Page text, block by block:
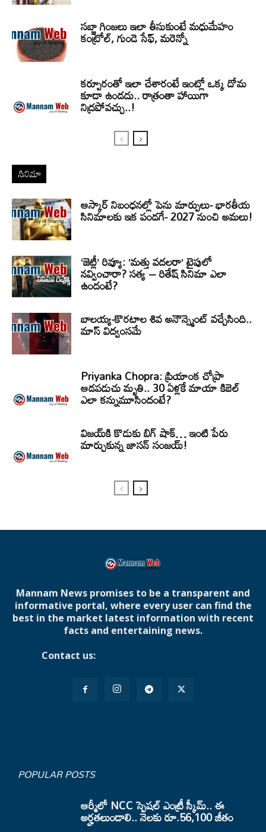
సబ్జా గింజలు ఇలా తీసుకుంటే మధుమేహం
కంట్రోల్, గుండె సేఫ్, మరెన్నో
కర్పూరంతో ఇలా చేశారంటే ఇంట్లో ఒక్క దోమ
కూడా ఉండదు.. రాత్రంతా హాయిగా
నిద్రపోవచ్చు..!
సినిమా
ఆస్కార్ నిబంధనల్లో పెను మార్పులు- భారతీయ
సినిమాలకు ఇక పండగే- 2027 నుంచి అమలు!
‘జెట్లీ’ రివ్యూ: ‘మత్తు వదలరా’ టైపులో
నవ్వించారా? సత్య – రితేష్ సినిమా ఎలా
ఉందంటే?
బాలయ్య-కొరటాల శివ అనౌన్స్మెంట్ వచ్చేసింది..
మాస్ విద్వంసమే
Priyanka Chopra: ప్రియాంక చోప్రా
ఆడపడుచు మృతి.. 30 ఏళ్లకే మాయా కిబెల్
ఎలా కన్నుమూసిందంటే?
విజయ్‌కి కొడుకు బిగ్ షాక్… ఇంటి పేరు
మార్చుకున్న జాసన్ సంజయ్!
Mannam News promises to be a transparent and
informative portal, where every user can find the
best in the market latest information with recent
facts and entertaining news.
Contact us:
POPULAR POSTS
ఆర్మీలో NCC స్పెషల్ ఎంట్రీ స్కీమ్.. ఈ
అర్హతలుండాలి.. నెలకు రూ.56,100 జీతం